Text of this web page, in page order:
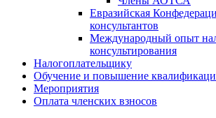
Евразийская
консультантов
Международный опыт
консультирования
Налогоплательщику
Обучение и повышение
Мероприятия
Оплата членских взносов